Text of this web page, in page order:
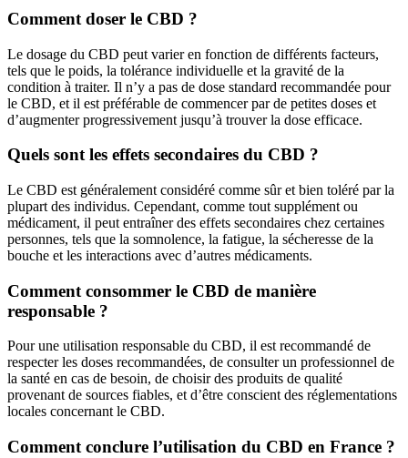
Comment doser le CBD ?
Le dosage du CBD peut varier en fonction de différents facteurs,
tels que le poids, la tolérance individuelle et la gravité de la
condition à traiter. Il n’y a pas de dose standard recommandée pour
le CBD, et il est préférable de commencer par de petites doses et
d’augmenter progressivement jusqu’à trouver la dose efficace.
Quels sont les effets secondaires du CBD ?
Le CBD est généralement considéré comme sûr et bien toléré par la
plupart des individus. Cependant, comme tout supplément ou
médicament, il peut entraîner des effets secondaires chez certaines
personnes, tels que la somnolence, la fatigue, la sécheresse de la
bouche et les interactions avec d’autres médicaments.
Comment consommer le CBD de manière
responsable ?
Pour une utilisation responsable du CBD, il est recommandé de
respecter les doses recommandées, de consulter un professionnel de
la santé en cas de besoin, de choisir des produits de qualité
provenant de sources fiables, et d’être conscient des réglementations
locales concernant le CBD.
Comment conclure l’utilisation du CBD en France ?